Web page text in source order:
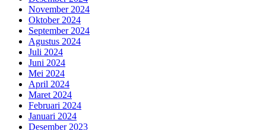
November 2024
Oktober 2024
September 2024
Agustus 2024
Juli 2024
Juni 2024
Mei 2024
April 2024
Maret 2024
Februari 2024
Januari 2024
Desember 2023